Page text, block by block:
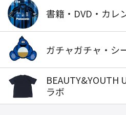
書籍・DVD・カレ
ガチャガチャ・シ
BEAUTY&YOUTH
ラボ